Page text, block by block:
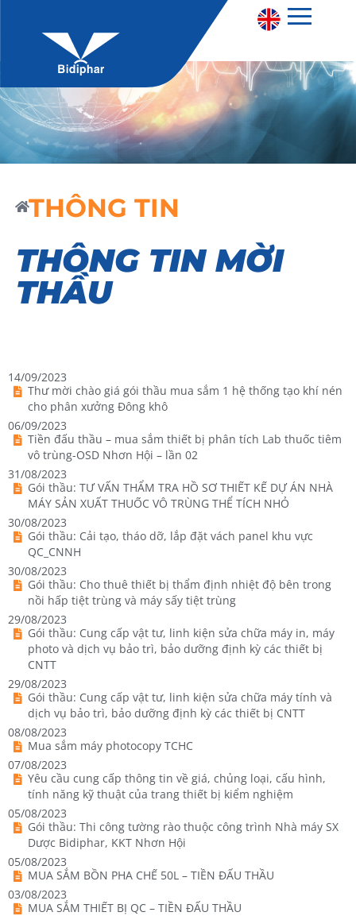
THÔNG TIN
THÔNG TIN MỜI
THẦU
14/09/2023
Thư mời chào giá gói thầu mua sắm 1 hệ thống tạo khí nén
cho phân xưởng Đông khô
06/09/2023
Tiền đấu thầu – mua sắm thiết bị phân tích Lab thuốc tiêm
vô trùng-OSD Nhơn Hội – lần 02
31/08/2023
Gói thầu: TƯ VẤN THẨM TRA HỒ SƠ THIẾT KẾ DỰ ÁN NHÀ
MÁY SẢN XUẤT THUỐC VÔ TRÙNG THỂ TÍCH NHỎ
30/08/2023
Gói thầu: Cải tạo, tháo dỡ, lắp đặt vách panel khu vực
QC_CNNH
30/08/2023
Gói thầu: Cho thuê thiết bị thẩm định nhiệt độ bên trong
nồi hấp tiệt trùng và máy sấy tiệt trùng
29/08/2023
Gói thầu: Cung cấp vật tư, linh kiện sửa chữa máy in, máy
photo và dịch vụ bảo trì, bảo dưỡng định kỳ các thiết bị
CNTT
29/08/2023
Gói thầu: Cung cấp vật tư, linh kiện sửa chữa máy tính và
dịch vụ bảo trì, bảo dưỡng định kỳ các thiết bị CNTT
08/08/2023
Mua sắm máy photocopy TCHC
07/08/2023
Yêu cầu cung cấp thông tin về giá, chủng loại, cấu hình,
tính năng kỹ thuật của trang thiết bị kiểm nghiệm
05/08/2023
Gói thầu: Thi công tường rào thuộc công trình Nhà máy SX
Dược Bidiphar, KKT Nhơn Hội
05/08/2023
MUA SẮM BỒN PHA CHẾ 50L – TIỀN ĐẤU THẦU
03/08/2023
MUA SẮM THIẾT BỊ QC – TIỀN ĐẤU THẦU